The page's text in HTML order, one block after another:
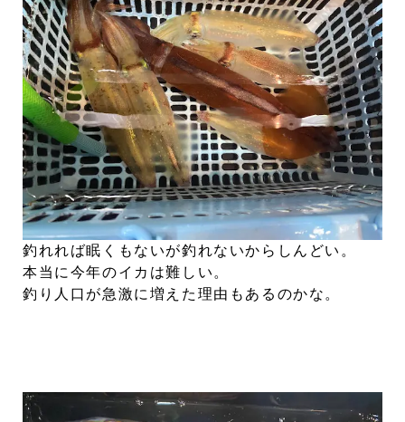
釣れれば眠くもないが釣れないからしんどい。
本当に今年のイカは難しい。
釣り人口が急激に増えた理由もあるのかな。